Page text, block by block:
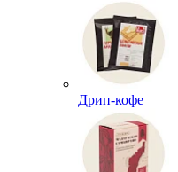
Дрип-кофе